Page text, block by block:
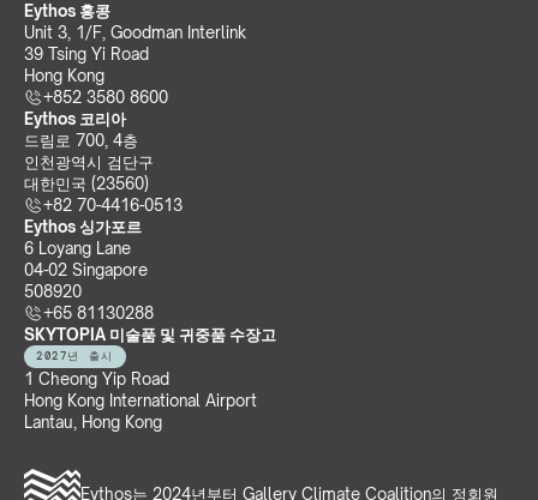
Eythos 홍콩
Unit 3, 1/F, Goodman Interlink
39 Tsing Yi Road
Hong Kong
+852 3580 8600
Eythos 코리아
드림로 700, 4층
인천광역시 검단구
대한민국 (23560)
+82 70-4416-0513
Eythos 싱가포르
6 Loyang Lane
04-02 Singapore
508920
+65 81130288
SKYTOPIA 미술품 및 귀중품 수장고
2027년 출시
1 Cheong Yip Road
Hong Kong International Airport
Lantau, Hong Kong
Eythos는 2024년부터 Gallery Climate Coalition의 정회원